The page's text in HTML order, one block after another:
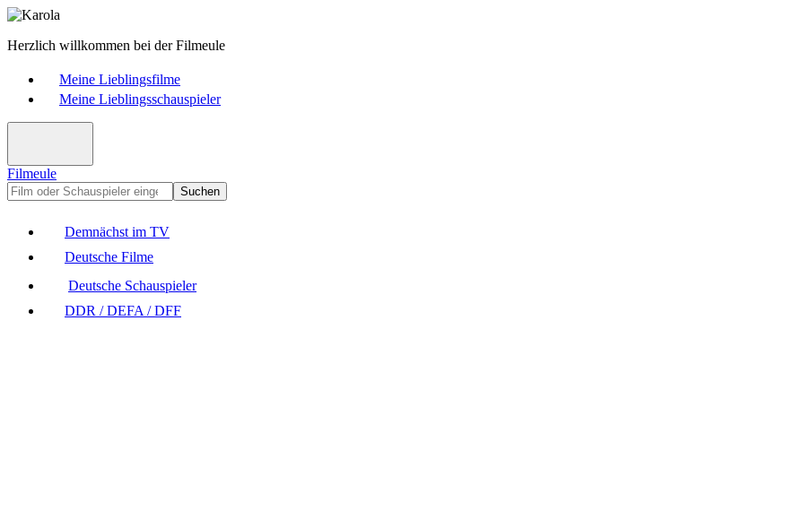
Herzlich willkommen bei der Filmeule
Meine Lieblingsfilme
Meine Lieblingsschauspieler
Filmeule
Suchen
Demnächst im TV
Deutsche Filme
Deutsche Schauspieler
DDR / DEFA / DFF